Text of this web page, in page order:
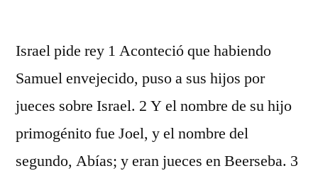
Israel pide rey 1 Aconteció que habiendo
Samuel envejecido, puso a sus hijos por
jueces sobre Israel. 2 Y el nombre de su hijo
primogénito fue Joel, y el nombre del
segundo, Abías; y eran jueces en Beerseba. 3